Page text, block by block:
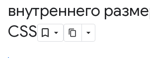
внутреннего
CSS